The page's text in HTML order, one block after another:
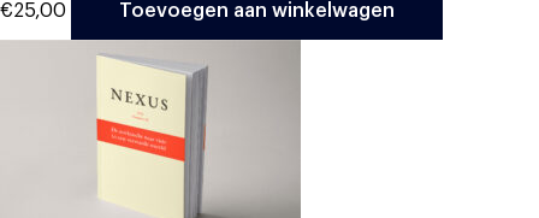
€25,00 Toevoegen aan winkelwagen